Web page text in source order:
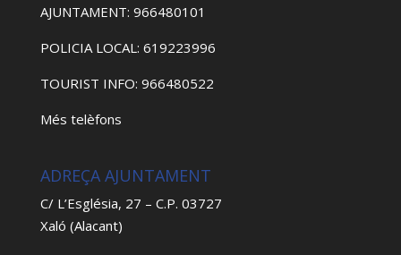
AJUNTAMENT: 966480101
POLICIA LOCAL: 619223996
TOURIST INFO: 966480522
Més telèfons
ADREÇA AJUNTAMENT
C/ L’Església, 27 – C.P. 03727
Xaló (Alacant)